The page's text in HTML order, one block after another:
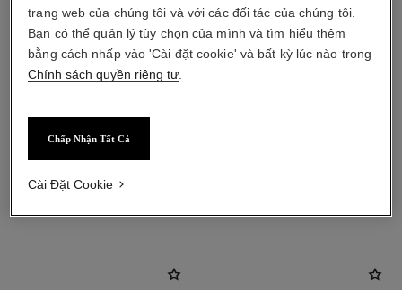
trang web của chúng tôi và với các đối tác của chúng tôi.
Bạn có thể quản lý tùy chọn của mình và tìm hiểu thêm
bằng cách nhấp vào 'Cài đặt cookie' và bất kỳ lúc nào trong
Chính sách quyền riêng tư
Chấp Nhận Tất Cả
Cài Đặt Cookie